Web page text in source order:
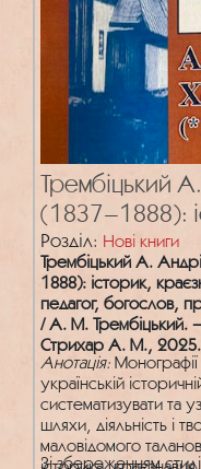
Трембіцький
(1837–1888):
етнограф,
просвітник :
Розділ: Нові книги
Трембіцький А.
1888): історик,
педагог, богослов,
/ А. М. Трембіцький.
Стрихар А. М.,
Анотація:
українській
систематизувати та
шляхи, діяльність і
маловідомого
Зі збереженням